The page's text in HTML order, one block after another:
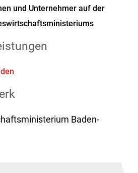
und Unternehmer auf der
Baden-